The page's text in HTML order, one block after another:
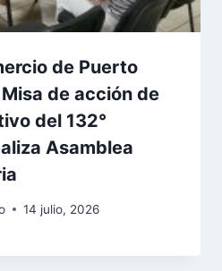
de Puerto
de acción de
del 132°
Asamblea
14 julio, 2026